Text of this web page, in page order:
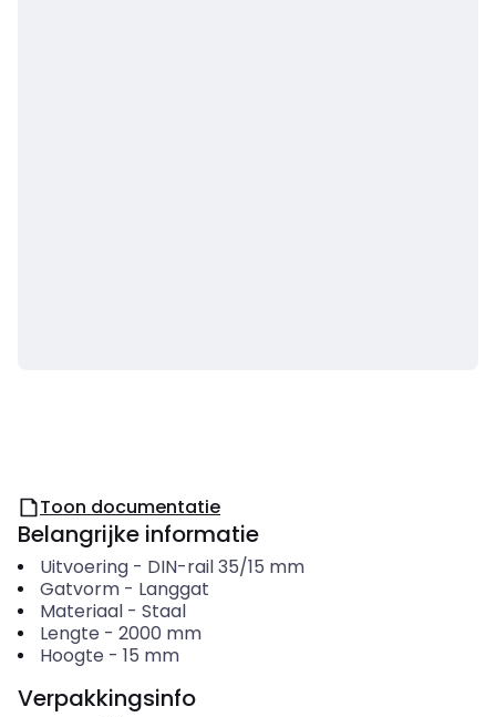
Toon documentatie
Belangrijke informatie
Uitvoering- DIN-rail 35/15 mm
Gatvorm- Langgat
Materiaal- Staal
Lengte - 2000 mm
Hoogte - 15 mm
Verpakkingsinfo